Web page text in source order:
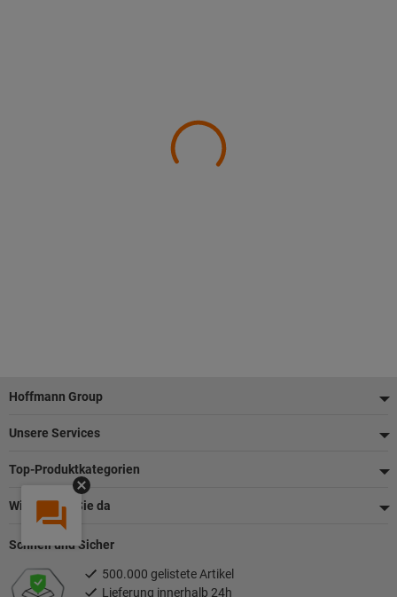
Fußzeile
Hoffmann Group
Unsere Services
Top-Produktkategorien
Wir sind für Sie da
Schnell und Sicher
500.000 gelistete Artikel
Lieferung innerhalb 24h